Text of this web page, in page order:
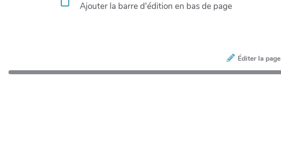
Ajouter la barre d'édition en bas de page
Éditer la page